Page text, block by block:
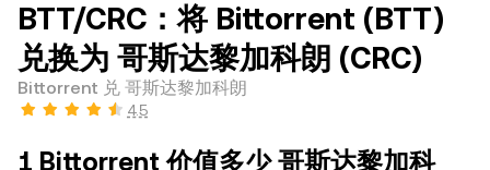
BTT/CRC：将 Bittorrent (BTT)
兑换为 哥斯达黎加科朗 (CRC)
Bittorrent 兑 哥斯达黎加科朗
4.5
1 Bittorrent 价值多少 哥斯达黎加科